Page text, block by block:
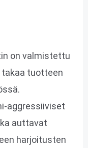
on valmistettu
tuotteen
aggressiiviset
auttavat
harjoitusten